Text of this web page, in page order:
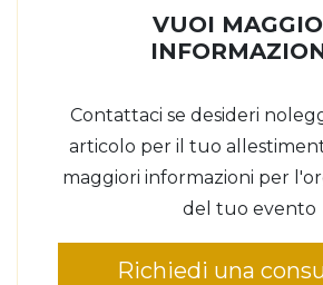
VUOI
Contattaci se desideri
articolo per il tuo
maggiori informazioni per
del tuo evento
Richiedi una